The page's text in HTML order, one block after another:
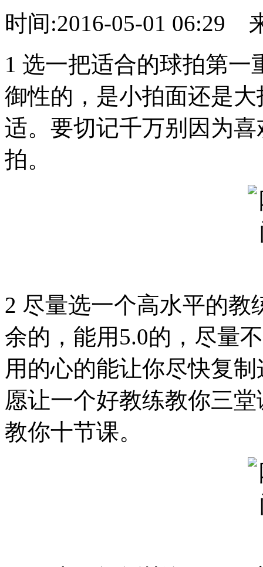
时间:2016-05-01 06:29
1 选一把适合的球拍第
御性的，是小拍面还是
适。要切记千万别因为
拍。
2 尽量选一个高水平的
余的，能用5.0的，尽量
用的心的能让你尽快复
愿让一个好教练教你三
教你十节课。